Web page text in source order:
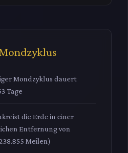
Mondzyklus dauert
Tage
die Erde in einer
Entfernung von
Meilen)